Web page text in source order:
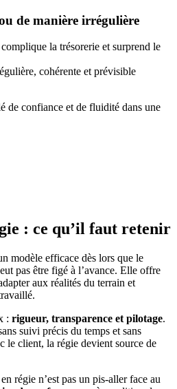
de manière irrégulière
la trésorerie et surprend le
cohérente et prévisible
de confiance et de fluidité dans une
: ce qu’il faut retenir
modèle efficace dès lors que le
pas être figé à l’avance. Elle offre
aux réalités du terrain et
: rigueur, transparence et pilotage.
suivi précis du temps et sans
le client, la régie devient source de
régie n’est pas un pis-aller face au